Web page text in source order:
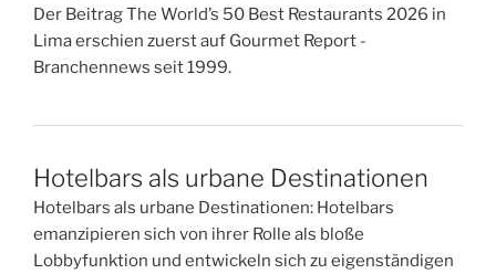
Der Beitrag The World’s 50 Best Restaurants 2026 in
Lima erschien zuerst auf Gourmet Report -
Branchennews seit 1999.
Hotelbars als urbane Destinationen
Hotelbars als urbane Destinationen: Hotelbars
emanzipieren sich von ihrer Rolle als bloße
Lobbyfunktion und entwickeln sich zu eigenständigen